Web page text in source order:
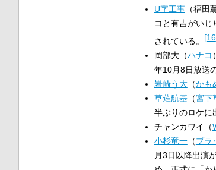
U字工事（福田
コと有吉がいじ
されている。 [16
岡部大（ハナコ
年10月8日放送
岩崎う大（かも
草薙航基（宮下
半ぶりのロケに
チャンカワイ（
小杉竜一（ブラ
月3日以降出演